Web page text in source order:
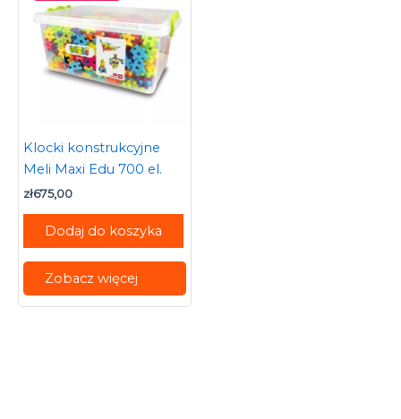
Klocki konstrukcyjne
Meli Maxi Edu 700 el.
zł675,00
Dodaj do koszyka
Zobacz więcej